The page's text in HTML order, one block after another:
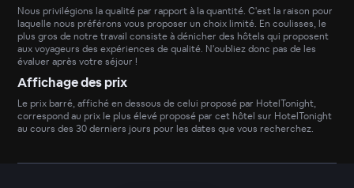
Nous privilégions la qualité par rapport à la quantité. C'est la raison pour
laquelle nous préférons vous proposer un choix limité. En coulisses, le
plus gros de notre travail consiste à dénicher des hôtels qui proposent
aux voyageurs des expériences de qualité. N'oubliez donc pas de les
évaluer après votre séjour !
Affichage des prix
Le prix barré, affiché en dessous de celui proposé par HotelTonight,
correspond au prix le plus élevé proposé par cet hôtel sur HotelTonight
au cours des 30 derniers jours pour les dates que vous recherchez.